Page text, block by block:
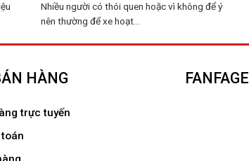
Nhiều người có thói quen hoặc vì không để ý
nên thường để xe hoạt...
HÀNG
trực tuyến
FANFAGE